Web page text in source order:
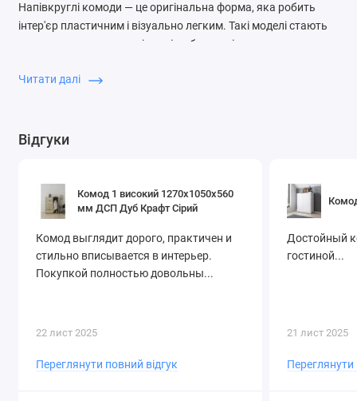
Напівкруглі комоди — це оригінальна форма, яка робить
інтер'єр пластичним і візуально легким. Такі моделі стають
акцентною деталлю в кімнаті та безпечні завдяки
Естетика:
моделей.
Підкреслюють інтер'єр:чудово виглядають у спальні,
Де купити напівкруглий
практичності!
Читати далі
Відгуки
Комод 1 високий 1270х1050х560
мм ДСП Дуб Крафт Сірий
Комод выглядит дорого, практичен и
стильно вписывается в интерьер.
Покупкой полностью довольны...
22 лист 2025
Переглянути повний відгук
Достойный
гостиной...
21 лист 2025
Переглянути